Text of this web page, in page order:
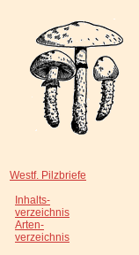
Westf. Pilzbriefe
Inhalts-
verzeichnis
Arten-
verzeichnis